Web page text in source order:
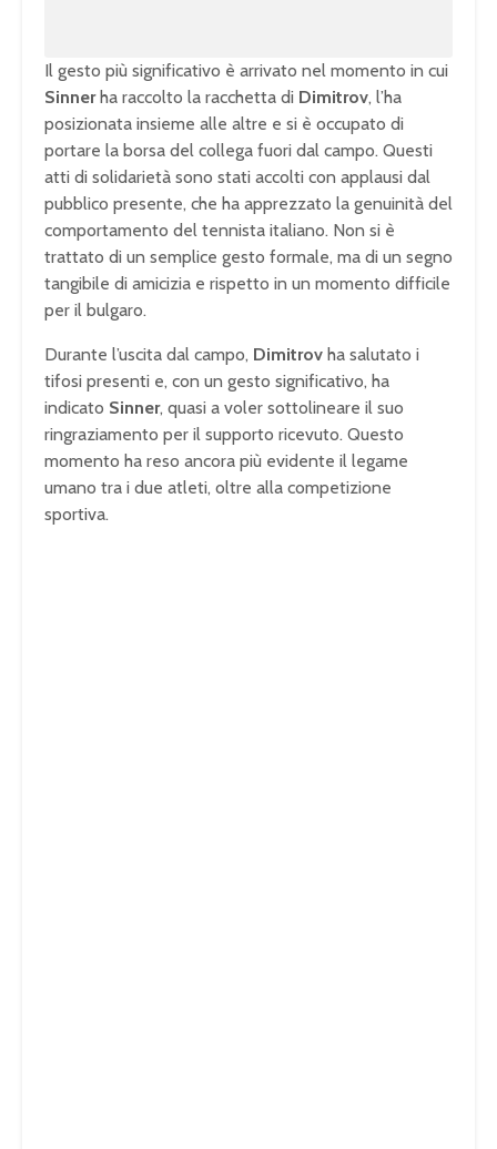
Il gesto più significativo è arrivato nel momento in cui
Sinnerha raccolto la racchetta di Dimitrov, l’ha
posizionata insieme alle altre e si è occupato di
portare la borsa del collega fuori dal campo. Questi
atti di solidarietà sono stati accolti con applausi dal
pubblico presente, che ha apprezzato la genuinità del
comportamento del tennista italiano. Non si è
trattato di un semplice gesto formale, ma di un segno
tangibile di amicizia e rispetto in un momento difficile
per il bulgaro.
Durante l’uscita dal campo, Dimitrov ha salutato i
tifosi presenti e, con un gesto significativo, ha
indicato Sinner, quasi a voler sottolineare il suo
ringraziamento per il supporto ricevuto. Questo
momento ha reso ancora più evidente il legame
umano tra i due atleti, oltre alla competizione
sportiva.